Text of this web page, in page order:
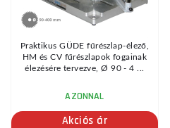
Praktikus GÜDE fűrészlap-élező,
HM és CV fűrészlapok fogainak
élezésére tervezve, Ø 90 - 4 ...
AZONNAL
Akciós ár